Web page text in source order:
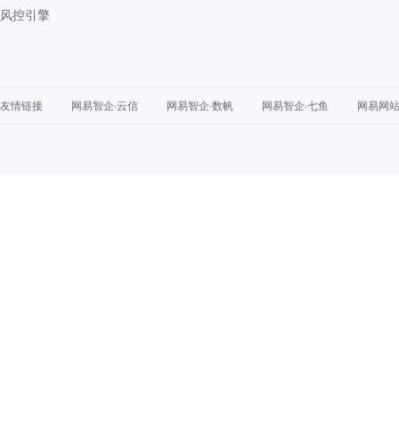
风控引擎
友情链接 网易智企·云信 网易智企·数帆 网易智企·七鱼 网易网